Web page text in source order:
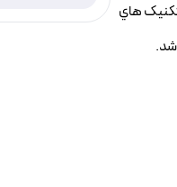
استفاده از تکنيک هاي
شد.